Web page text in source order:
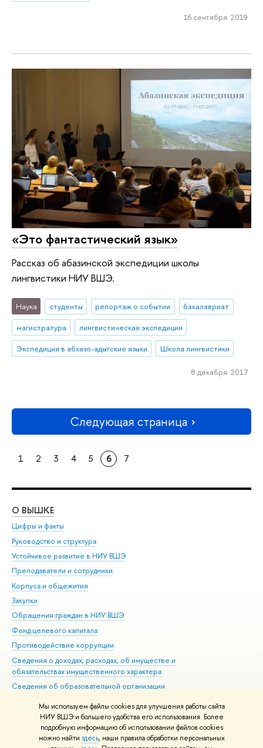
Мы используем файлы cookies для улучшения работы сайта
НИУ ВШЭ и большего удобства его использования. Более
подробную информацию об использовании файлов cookies
можно найти здесь, наши правила обработки персональных
16 сентября 2019
«Это фантастический язык»
Рассказ об абазинской экспедиции школы
лингвистики НИУ ВШЭ.
Наука студенты репортаж о событии
бакалавриат
магистратура
лингвистическая экспедиция
Экспедиция в абхазо-адыгские языки
Школа лингвистики
8 декабря 2017
Следующая страница
1 2 3 4 5 6 7
О ВЫШКЕ
Цифры и факты
Руководство и структура
Устойчивое развитие в НИУ ВШЭ
Преподаватели и сотрудники
Корпуса и общежития
Закупки
Обращения граждан в НИУ ВШЭ
Фонд целевого капитала
Противодействие коррупции
Сведения о доходах, расходах, об имуществе и
обязательствах имущественного характера
Сведения об образовательной организации
Людям с ограниченными возможностями здоровья
Единая платежная страница
Работа в Вышке